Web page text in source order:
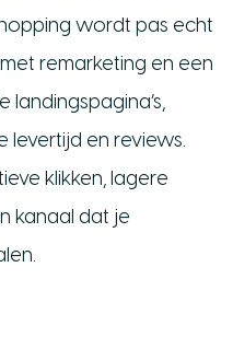
wordt pas echt
remarketing en een
levertijd en reviews.
klikken, lagere
kanaal dat je